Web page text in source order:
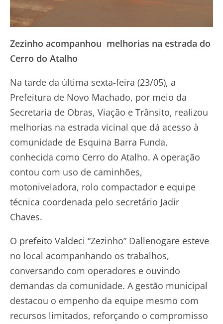
Zezinho acompanhou melhorias na estrada do
Cerro do Atalho
Na tarde da última sexta-feira (23/05), a
Prefeitura de Novo Machado, por meio da
Secretaria de Obras, Viação e Trânsito, realizou
melhorias na estrada vicinal que dá acesso à
comunidade de Esquina Barra Funda,
conhecida como Cerro do Atalho. A operação
contou com uso de caminhões,
motoniveladora, rolo compactador e equipe
técnica coordenada pelo secretário Jadir
Chaves.
O prefeito Valdeci “Zezinho” Dallenogare esteve
no local acompanhando os trabalhos,
conversando com operadores e ouvindo
demandas da comunidade. A gestão municipal
destacou o empenho da equipe mesmo com
recursos limitados, reforçando o compromisso